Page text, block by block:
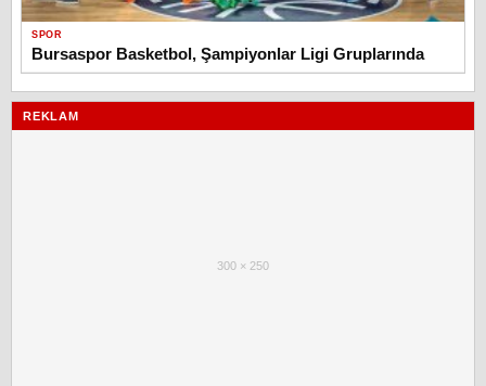
SPOR
Bursaspor Basketbol, Şampiyonlar Ligi Gruplarında
REKLAM
300 × 250